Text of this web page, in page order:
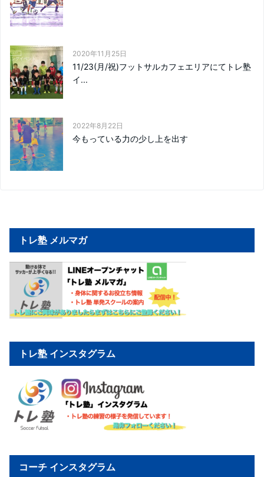
2020年11月25日
11/23(月/祝)フットサルカフェエリアにてトレ塾
イ...
2022年8月22日
今もっている力の少し上を出す
トレ塾 メルマガ
トレ塾 インスタグラム
コーチ インスタグラム